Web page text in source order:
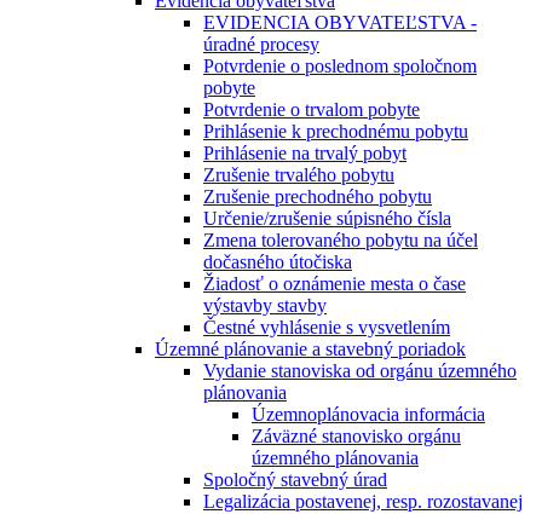
EVIDENCIA OBYVATEĽSTVA -
úradné procesy
Potvrdenie o poslednom spoločnom
pobyte
Potvrdenie o trvalom pobyte
Prihlásenie k prechodnému pobytu
Prihlásenie na trvalý pobyt
Zrušenie trvalého pobytu
Zrušenie prechodného pobytu
Určenie/zrušenie súpisného čísla
Zmena tolerovaného pobytu na účel
dočasného útočiska
Žiadosť o oznámenie mesta o čase
výstavby stavby
Čestné vyhlásenie s vysvetlením
Územné plánovanie a stavebný poriadok
Vydanie stanoviska od orgánu územného
plánovania
Územnoplánovacia informácia
Záväzné stanovisko orgánu
územného plánovania
Spoločný stavebný úrad
Legalizácia postavenej, resp. rozostavanej